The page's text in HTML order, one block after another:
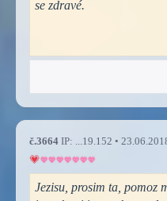
se zdravé.
č.3664 IP: ...19.152 •
Jezisu, prosim ta, pomoz